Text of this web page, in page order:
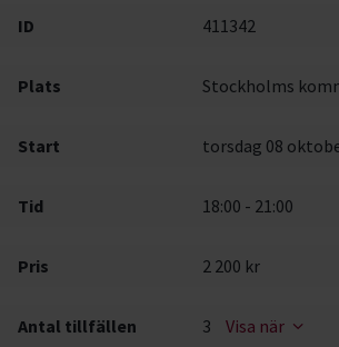
ID 411342
Plats Stockholms
Start torsdag 08
Tid 18:00 - 21:00
Pris 2 200 kr
Antal tillfällen 3 Visa när